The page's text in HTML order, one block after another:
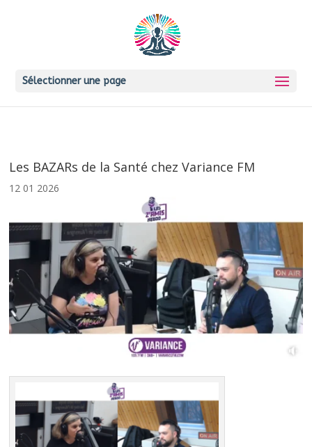
Sélectionner une page
Les BAZARs de la Santé chez Variance FM
12 01 2026